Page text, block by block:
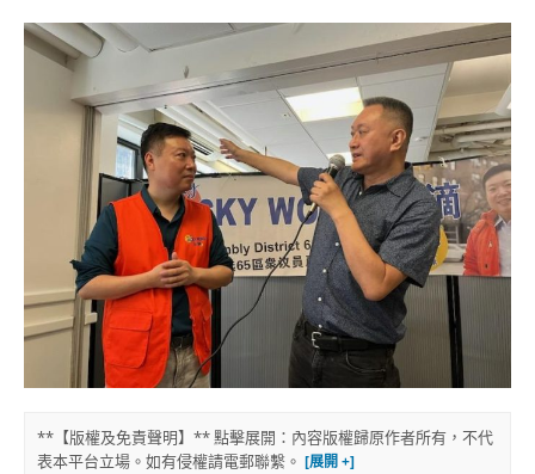
**【版權及免責聲明】** 點擊展開：內容版權歸原作者所有，不代
表本平台立場。如有侵權請電郵聯繫。